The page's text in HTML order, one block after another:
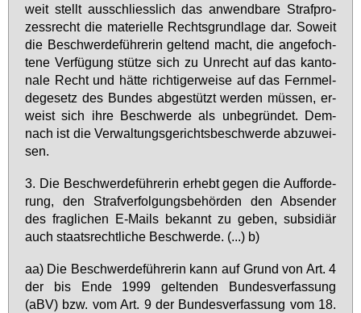
weit stellt aus­schliess­lich das an­wend­ba­re Straf­pro­
zess­recht die ma­te­ri­el­le Rechts­grund­la­ge dar. So­weit
die Be­schwer­de­füh­re­rin gel­tend macht, die an­ge­foch­
te­ne Ver­fü­gung stüt­ze sich zu Un­recht auf das kan­to­
na­le Recht und hät­te rich­ti­ger­wei­se auf das Fern­mel­
de­ge­setz des Bun­des ab­ge­stützt wer­den müs­sen, er­
weist sich ih­re Be­schwer­de als un­be­grün­det. Dem­
nach ist die Ver­wal­tungs­ge­richts­be­schwer­de ab­zu­wei­
sen.
3. Die Be­schwer­de­füh­re­rin er­hebt ge­gen die Auf­for­de­
rung, den Straf­ver­fol­gungs­be­hör­den den Ab­sen­der
des frag­li­chen E-Mails be­kannt zu ge­ben, sub­si­di­är
auch staats­recht­li­che Be­schwer­de. (...) b)
aa) Die Be­schwer­de­füh­re­rin kann auf Grund von Art. 4
der bis En­de 1999 gel­ten­den Bun­des­ver­fas­sung
(aBV) bzw. vom Art. 9 der Bun­des­ver­fas­sung vom 18.